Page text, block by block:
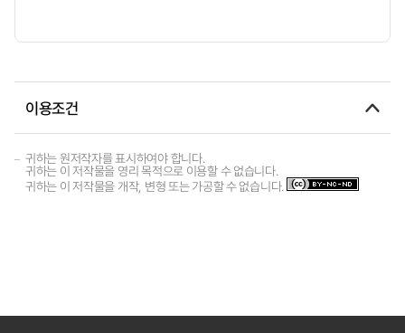
이용조건
귀하는 원저작자를 표시하여야 합니다.
귀하는 이 저작물을 영리 목적으로 이용할 수 없습니다.
귀하는 이 저작물을 개작, 변형 또는 가공할 수 없습니다.